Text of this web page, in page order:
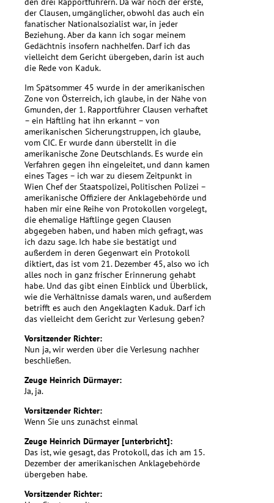
der Clausen, umgänglicher, obwohl das auch ein
fanatischer Nationalsozialist war, in jeder
Beziehung. Aber da kann ich sogar meinem
Gedächtnis insofern nachhelfen. Darf ich das
vielleicht dem Gericht übergeben, darin ist auch
die Rede von Kaduk.
Im Spätsommer 45 wurde in der amerikanischen
Zone von Österreich, ich glaube, in der Nähe von
Gmunden, der 1. Rapportführer Clausen verhaftet
– ein Häftling hat ihn erkannt – von
amerikanischen Sicherungstruppen, ich glaube,
vom CIC. Er wurde dann überstellt in die
amerikanische Zone Deutschlands. Es wurde ein
Verfahren gegen ihn eingeleitet, und dann kamen
eines Tages – ich war zu diesem Zeitpunkt in
Wien Chef der Staatspolizei, Politischen Polizei –
amerikanische Offiziere der Anklagebehörde und
haben mir eine Reihe von Protokollen vorgelegt,
die ehemalige Häftlinge gegen Clausen
abgegeben haben, und haben mich gefragt, was
ich dazu sage. Ich habe sie bestätigt und
außerdem in deren Gegenwart ein Protokoll
diktiert, das ist vom 21. Dezember 45, also wo ich
alles noch in ganz frischer Erinnerung gehabt
habe. Und das gibt einen Einblick und Überblick,
wie die Verhältnisse damals waren, und außerdem
betrifft es auch den Angeklagten Kaduk. Darf ich
das vielleicht dem Gericht zur Verlesung geben?
Vorsitzender Richter:
Nun ja, wir werden über die Verlesung nachher
beschließen.
Zeuge Heinrich Dürmayer:
Ja, ja.
Vorsitzender Richter:
Wenn Sie uns zunächst einmal
Zeuge Heinrich Dürmayer [unterbricht]:
Das ist, wie gesagt, das Protokoll, das ich am 15.
Dezember der amerikanischen Anklagebehörde
übergeben habe.
Vorsitzender Richter: